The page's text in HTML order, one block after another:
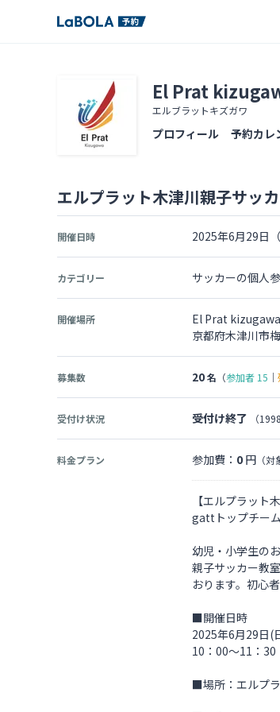
El Prat
エルブラットキズガワ
プロフィール 予約カレ
エルプラット木津川親子サッ
開催日時 2025年6月29日
カテゴリー サッカーの個人
開催場所 El Prat kizugawa
京都府木津川市
募集数 20名 （参加者 15 ｜
受付け状況 受付け終了 （
料金プラン 参加費： 0 円 （
【エルプラット
gattトップチー
幼児・小学生の
親子サッカー教
おります。初心
■開催日時
2025年6月29日(
10：00～11：30
■場所：エルプ